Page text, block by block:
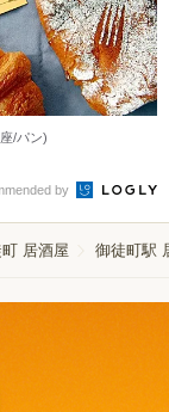
/パン)
by
居酒屋 御徒町駅